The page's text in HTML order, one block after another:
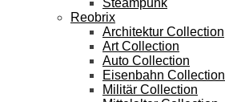
Steampunk
Reobrix
Architektur Collection
Art Collection
Auto Collection
Eisenbahn Collection
Militär Collection